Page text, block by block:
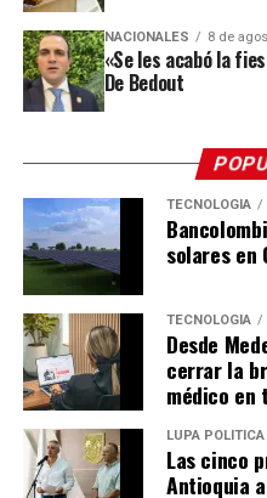
“Esta es una oportunidad
conozcan dónde nace
nos representa,
destacó Gabriel
secretario de Desarrollo
Las fincas
Las fincas que abren sus
Dalia, El Chagualo, La
encontrarán a los silleteros
Hincapié, Jorge Iván
Ríos, Fredy Ríos, Luis
Zapata, José Miguel
Yurani Mejía, quienes
NACIONALES 8 de
«Se les acabó la
De Bedout
TECNOLOGÍA
solares en
TECNOLOGÍA
Desde
cerrar la
médico en
LUPA POLÍTICA
Las cinco
Antioquia